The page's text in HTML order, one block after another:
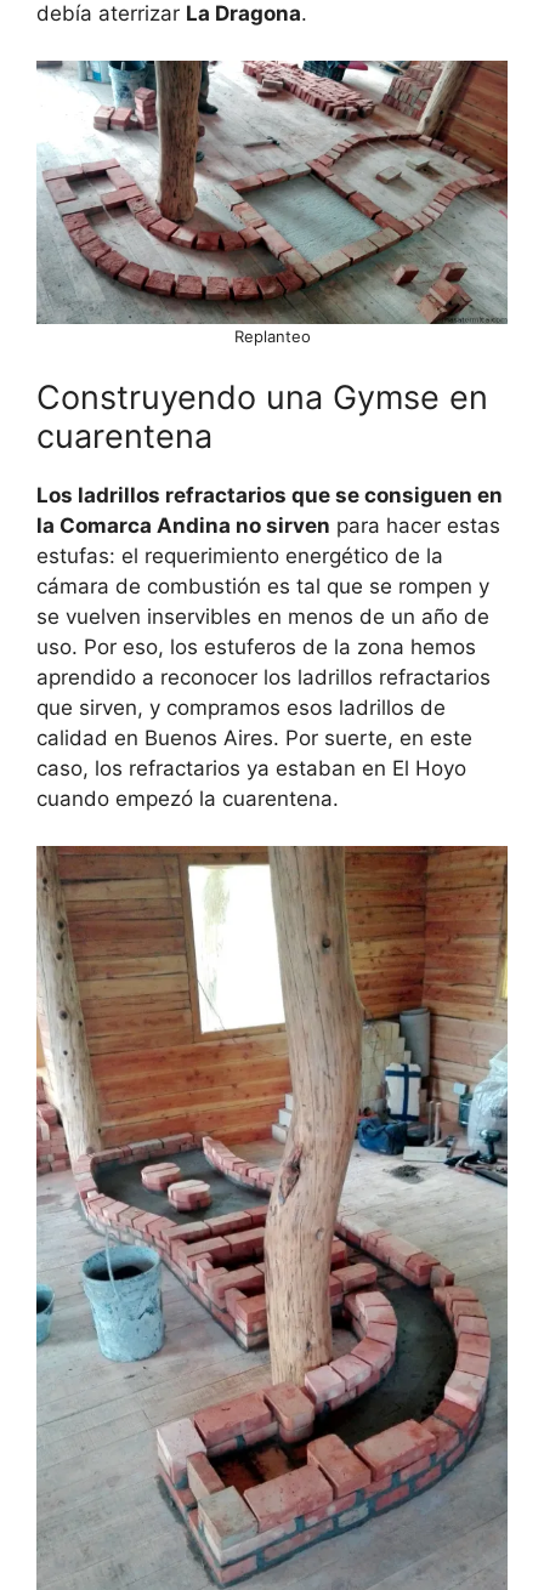
debía aterrizar La Dragona.
Replanteo
Construyendo una Gymse en
cuarentena
Los ladrillos refractarios que se consiguen en
la Comarca Andina no sirven para hacer estas
estufas: el requerimiento energético de la
cámara de combustión es tal que se rompen y
se vuelven inservibles en menos de un año de
uso. Por eso, los estuferos de la zona hemos
aprendido a reconocer los ladrillos refractarios
que sirven, y compramos esos ladrillos de
calidad en Buenos Aires. Por suerte, en este
caso, los refractarios ya estaban en El Hoyo
cuando empezó la cuarentena.